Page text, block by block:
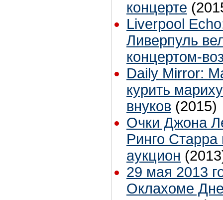
концерте
Liverpool
Ливерпуль
концертом-
Daily Mirror:
курить
внуков (2015)
Очки Джона
Ринго
аукцион
29 мая 2013
Оклахоме